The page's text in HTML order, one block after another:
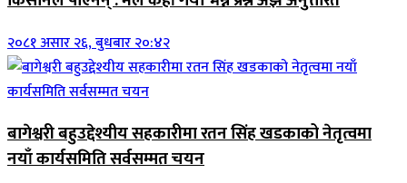
२०८१ असार २६, बुधबार २०:४२
बागेश्वरी बहुउद्देश्यीय सहकारीमा रतन सिंह खडकाको नेतृत्वमा
नयाँ कार्यसमिति सर्वसम्मत चयन